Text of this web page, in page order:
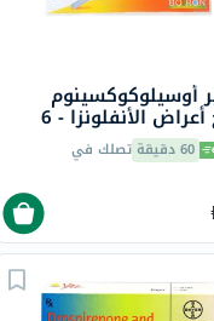
أوسيلوكوكسينوم
لعلاج أعراض الأنفلونزا - 6
60 دقيقة تصلك في